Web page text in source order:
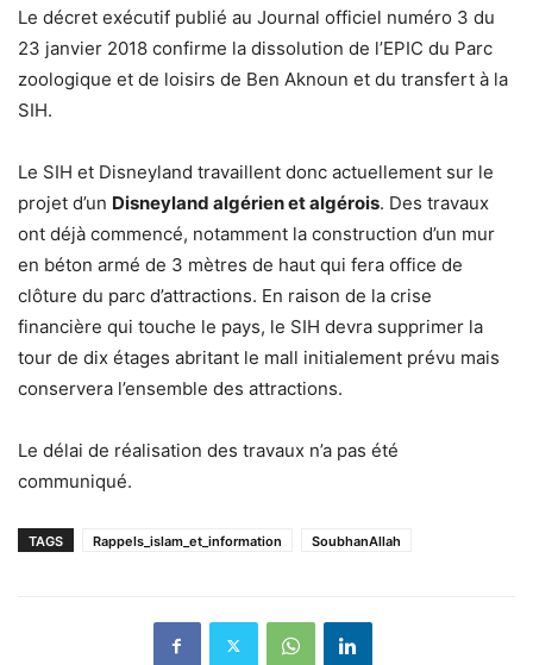
Le décret exécutif publié au Journal officiel numéro 3 du
23 janvier 2018 confirme la dissolution de l’EPIC du Parc
zoologique et de loisirs de Ben Aknoun et du transfert à la
SIH.
Le SIH et Disneyland travaillent donc actuellement sur le
projet d’un Disneyland algérien et algérois. Des travaux
ont déjà commencé, notamment la construction d’un mur
en béton armé de 3 mètres de haut qui fera office de
clôture du parc d’attractions. En raison de la crise
financière qui touche le pays, le SIH devra supprimer la
tour de dix étages abritant le mall initialement prévu mais
conservera l’ensemble des attractions.
Le délai de réalisation des travaux n’a pas été
communiqué.
TAGS Rappels_islam_et_information SoubhanAllah